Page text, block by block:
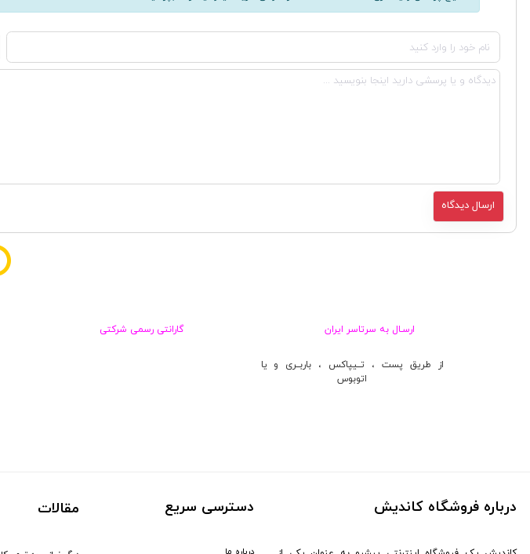
ارسـال به سرتاسر ایران
از طریق پست ، تــیپاکس ، باربــری و یا
اتوبوس
گارانتی رسمی شرکتی
درباره فروشگاه کاندیش دسترسی سریع مقالات